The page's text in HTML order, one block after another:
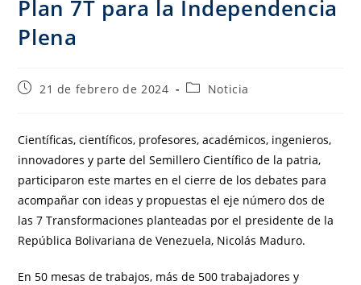
Plan 7T para la Independencia
Plena
21 de febrero de 2024 Noticia
Científicas, científicos, profesores, académicos, ingenieros,
innovadores y parte del Semillero Científico de la patria,
participaron este martes en el cierre de los debates para
acompañar con ideas y propuestas el eje número dos de
las 7 Transformaciones planteadas por el presidente de la
República Bolivariana de Venezuela, Nicolás Maduro.
En 50 mesas de trabajos, más de 500 trabajadores y